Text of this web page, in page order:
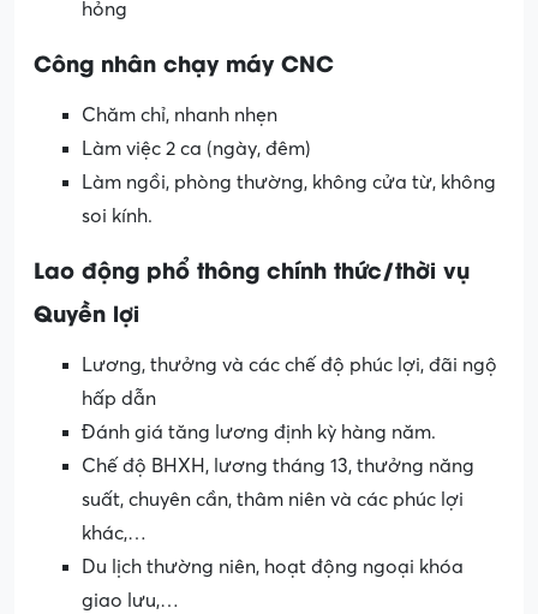
hỏng
Công nhân chạy máy CNC
Chăm chỉ, nhanh nhẹn
Làm việc 2 ca (ngày, đêm)
Làm ngồi, phòng thường, không cửa từ, không
soi kính.
Lao động phổ thông chính thức/thời vụ
Quyền lợi
Lương, thưởng và các chế độ phúc lợi, đãi ngộ
hấp dẫn
Đánh giá tăng lương định kỳ hàng năm.
Chế độ BHXH, lương tháng 13, thưởng năng
suất, chuyên cần, thâm niên và các phúc lợi
khác,…
Du lịch thường niên, hoạt động ngoại khóa
giao lưu,…